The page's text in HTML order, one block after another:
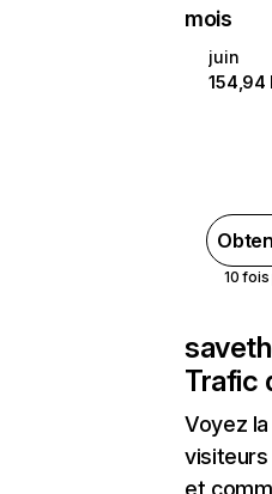
mois
juin
154,94
10
Trafic
Voyez
et